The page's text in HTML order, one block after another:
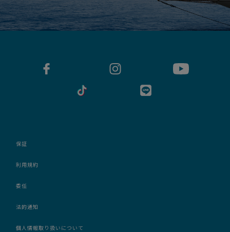
保証
利用規約
委任
法的通知
個人情報取り扱いについて